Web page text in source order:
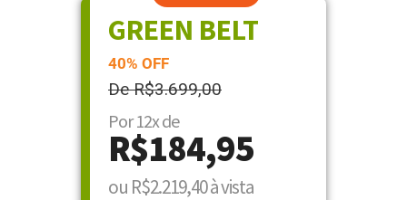
GREEN BELT
40% OFF
De R$3.699,00
Por 12x de
R$184,95
ou R$2.219,40 à vista